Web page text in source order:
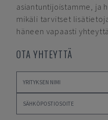
asiantuntijoistamme, ja
mikäli tarvitset
häneen vapaasti
OTA YHTEYTTÄ